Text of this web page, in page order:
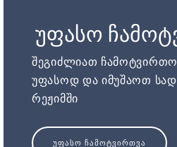
უფასო
შეგიძლიათ
უფასოდ და იმუშაოთ
რეჟიმში
ᲣᲤᲐᲡᲝ ᲩᲐᲛᲝᲢᲕᲘᲠᲗᲕᲐ